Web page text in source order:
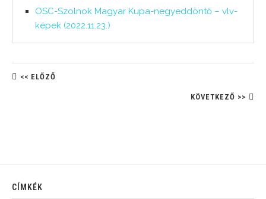
OSC-Szolnok Magyar Kupa-negyeddöntő – vlv-
képek (2022.11.23.)
<< ELŐZŐ
KÖVETKEZŐ >>
CÍMKÉK